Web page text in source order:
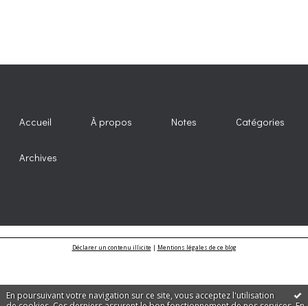
En poursuivant votre navigation sur ce site, vous acceptez l'utilisation
Accueil À propos Notes Catégories
Archives
Déclarer un contenu illicite| Mentions légales de ce blog